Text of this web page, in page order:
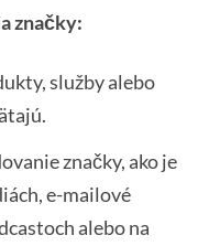
značky:
služby alebo
značky, ako je
e-mailové
alebo na